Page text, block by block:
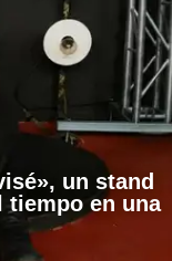
un stand
tiempo en una